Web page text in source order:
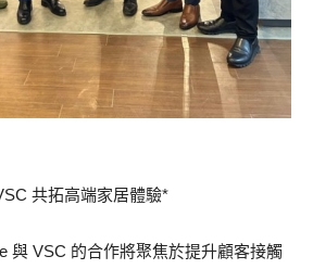
共拓高端家居體驗*
與 VSC 的合作將聚焦於提升顧客接觸